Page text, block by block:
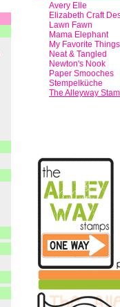
Avery Elle
Elizabeth Craft
Lawn Fawn
Mama Elephant
My Favorite Things
Neat & Tangled
Newton's Nook
Paper Smooches
Stempelküche
The Alleyway